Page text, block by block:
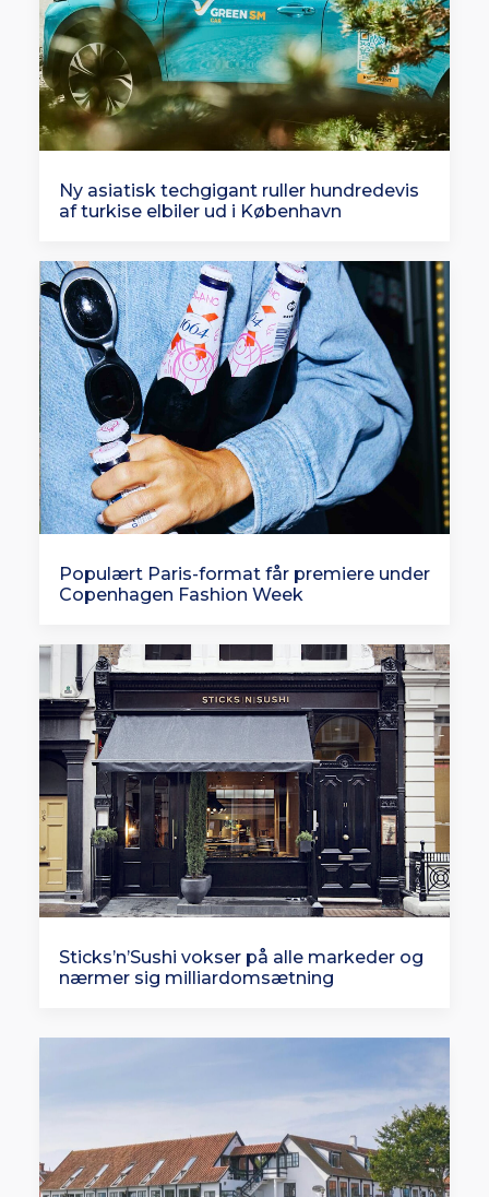
Ny asiatisk techgigant ruller hundredevis
af turkise elbiler ud i København
Populært Paris-format får premiere under
Copenhagen Fashion Week
Sticks’n’Sushi vokser på alle markeder og
nærmer sig milliardomsætning